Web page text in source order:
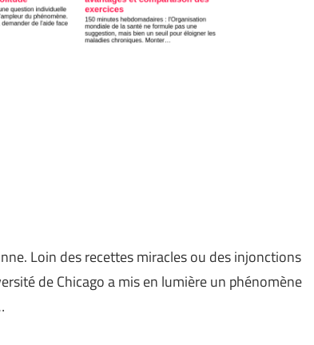
Loin des recettes miracles ou des injonctions
de Chicago a mis en lumière un phénomène